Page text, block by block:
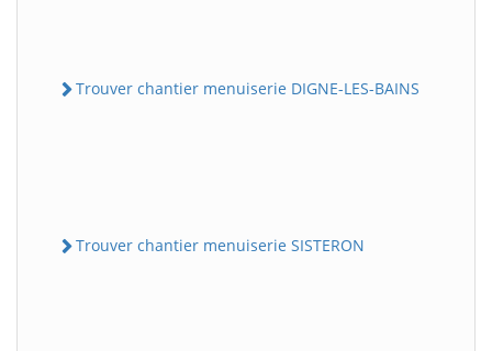
Trouver chantier menuiserie DIGNE-LES-BAINS
Trouver chantier menuiserie SISTERON